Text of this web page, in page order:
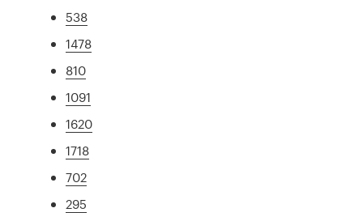
538
1478
810
1091
1620
1718
702
295